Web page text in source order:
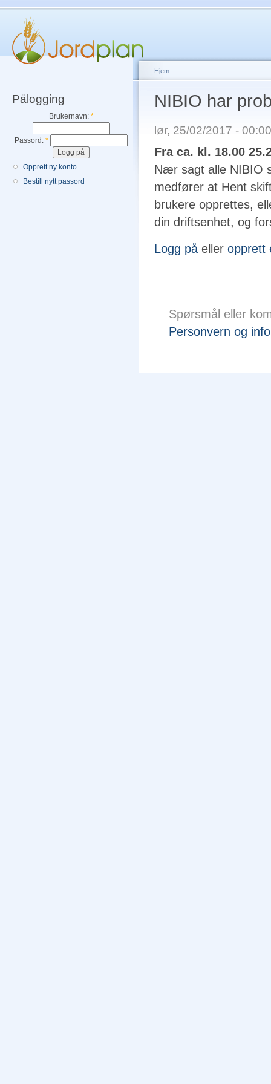
Pålogging
Brukernavn: *
Passord: *
Opprett ny konto
Bestill nytt passord
Hjem
NIBIO har
lør, 25/02/2017 -
Fra ca. kl. 18.00
Nær sagt alle NIBIO
medfører at Hent
brukere opprettes,
din driftsenhet, og
Logg på eller opprett
Spørsmål eller
Personvern og